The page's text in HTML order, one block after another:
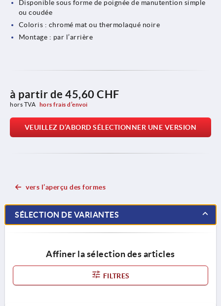
Disponible sous forme de poignée de manutention simple
ou coudée
Coloris : chromé mat ou thermolaqué noire
Montage : par l’arrière
à partir de 45,60 CHF
hors TVA hors frais d’envoi
VEUILLEZ D’ABORD SÉLECTIONNER UNE VERSION
vers l’aperçu des formes
SÉLECTION DE VARIANTES
Affiner la sélection des articles
FILTRES